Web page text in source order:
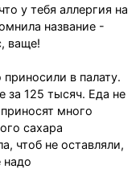
у тебя аллергия на
название -
ваще!
в палату.
за 125 тысяч. Еда не
много
сахара
чтоб не оставляли,
надо